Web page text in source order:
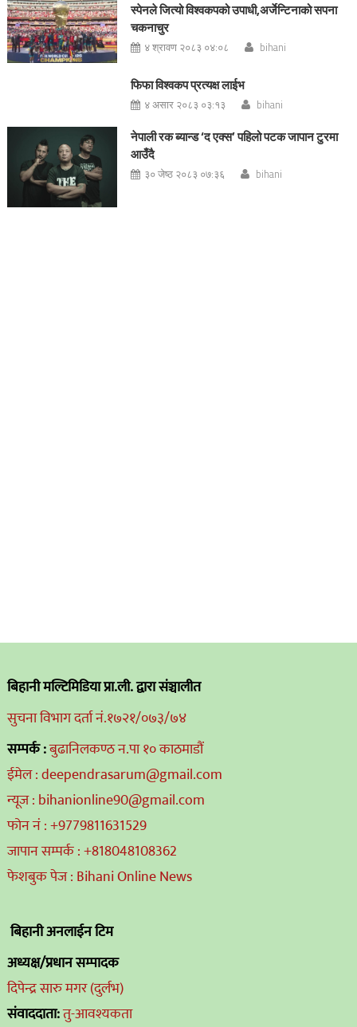
स्पेनले जित्यो विश्वकपको उपाधी,अर्जेन्टिनाको सपना
चकनाचुर
४ श्रावण २०८३ ०४:०८ bihani
फिफा विश्वकप प्रत्यक्ष लाईभ
४ असार २०८३ ०३:१३ bihani
नेपाली रक ब्यान्ड ‘द एक्स’ पहिलो पटक जापान टुरमा
आउँदै
३० जेष्ठ २०८३ ०७:३६ bihani
बिहानी मल्टिमिडिया प्रा.ली. द्वारा संञ्चालीत
सुचना विभाग दर्ता नं.१७२१/०७३/७४
सम्पर्क :बुढानिलकण्ठ न.पा १० काठमाडौं
ईमेल : deependrasarum@gmail.com
न्यूज : bihanionline90@gmail.com
फोन नं : +9779811631529
जापान सम्पर्क : +818048108362
फेशबुक पेज : Bihani Online News
बिहानी अनलाईन टिम
अध्यक्ष/प्रधान सम्पादक
दिपेन्द्र सारु मगर (दुर्लभ)
संवाददाता:तु-आवश्यकता